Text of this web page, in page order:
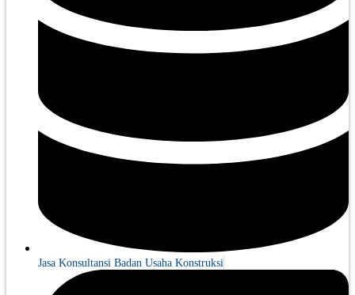
Jasa Konsultansi Badan Usaha Konstruksi